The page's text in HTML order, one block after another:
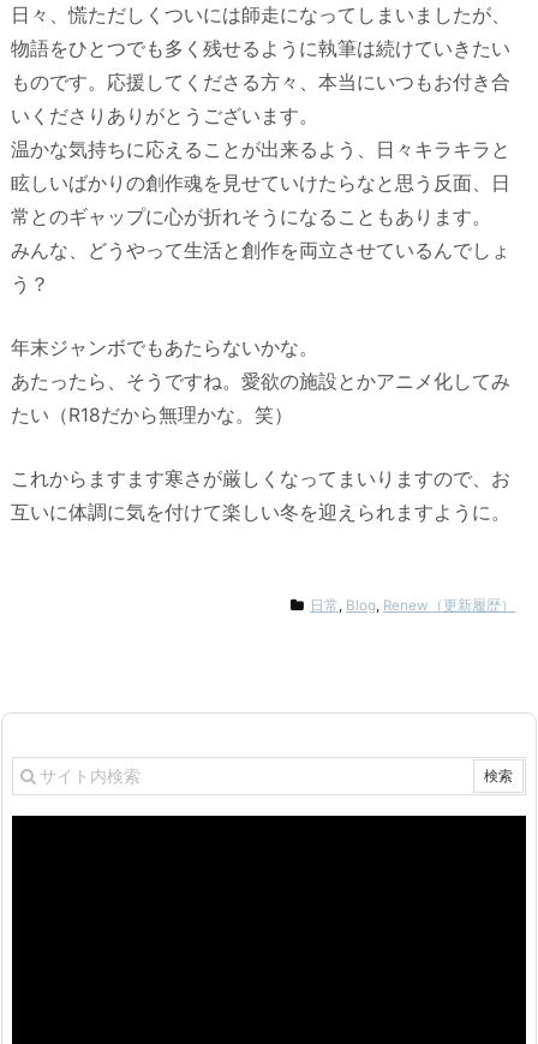
日々、慌ただしくついには師走になってしまいましたが、
物語をひとつでも多く残せるように執筆は続けていきたい
ものです。応援してくださる方々、本当にいつもお付き合
いくださりありがとうございます。
温かな気持ちに応えることが出来るよう、日々キラキラと
眩しいばかりの創作魂を見せていけたらなと思う反面、日
常とのギャップに心が折れそうになることもあります。
みんな、どうやって生活と創作を両立させているんでしょ
う？
年末ジャンボでもあたらないかな。
あたったら、そうですね。愛欲の施設とかアニメ化してみ
たい（R18だから無理かな。笑）
これからますます寒さが厳しくなってまいりますので、お
互いに体調に気を付けて楽しい冬を迎えられますように。
日常, Blog, Renew（更新履歴）